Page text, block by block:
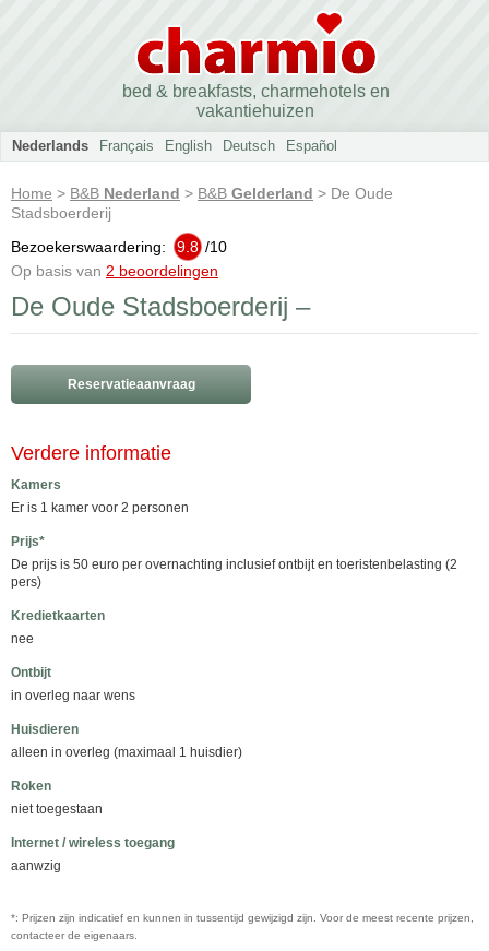
bed & breakfasts, charmehotels en
vakantiehuizen
Nederlands Français English Deutsch Español
Home > B&B Nederland > B&B Gelderland > De Oude
Stadsboerderij
Bezoekerswaardering:
9.8 /10
Op basis van 2 beoordelingen
De Oude Stadsboerderij –
Reservatieaanvraag
Verdere informatie
Kamers
Er is 1 kamer voor 2 personen
Prijs*
De prijs is 50 euro per overnachting inclusief ontbijt en toeristenbelasting (2
pers)
Kredietkaarten
nee
Ontbijt
in overleg naar wens
Huisdieren
alleen in overleg (maximaal 1 huisdier)
Roken
niet toegestaan
Internet / wireless toegang
aanwzig
*: Prijzen zijn indicatief en kunnen in tussentijd gewijzigd zijn. Voor de meest recente prijzen,
contacteer de eigenaars.